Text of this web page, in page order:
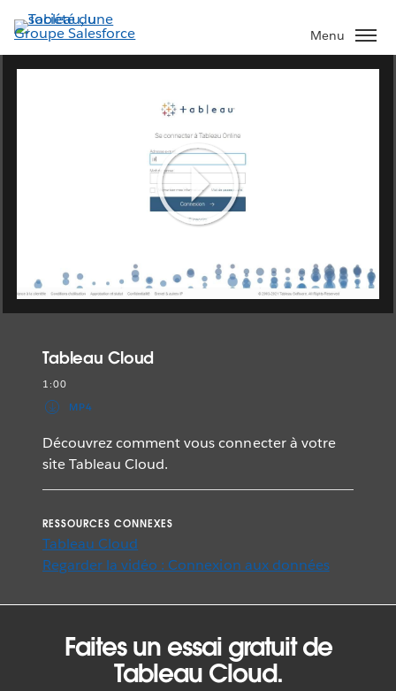
Aller
au
contenu
principal
Menu
Play
Video
Tableau Cloud
1:00
MP4
Découvrez comment vous connecter à votre
site Tableau Cloud.
RESSOURCES CONNEXES
Tableau Cloud
Regarder la vidéo : Connexion aux données
Faites un essai gratuit de
Tableau Cloud.